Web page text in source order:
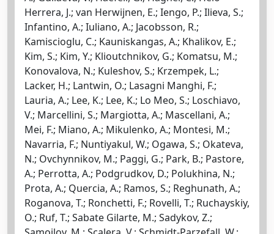
Herrera, J.; van Herwijnen, E.; Iengo, P.; Ilieva, S.;
Infantino, A.; Iuliano, A.; Jacobsson, R.;
Kamiscioglu, C.; Kauniskangas, A.; Khalikov, E.;
Kim, S.; Kim, Y.; Klioutchnikov, G.; Komatsu, M.;
Konovalova, N.; Kuleshov, S.; Krzempek, L.;
Lacker, H.; Lantwin, O.; Lasagni Manghi, F.;
Lauria, A.; Lee, K.; Lee, K.; Lo Meo, S.; Loschiavo,
V.; Marcellini, S.; Margiotta, A.; Mascellani, A.;
Mei, F.; Miano, A.; Mikulenko, A.; Montesi, M.;
Navarria, F.; Nuntiyakul, W.; Ogawa, S.; Okateva,
N.; Ovchynnikov, M.; Paggi, G.; Park, B.; Pastore,
A.; Perrotta, A.; Podgrudkov, D.; Polukhina, N.;
Prota, A.; Quercia, A.; Ramos, S.; Reghunath, A.;
Roganova, T.; Ronchetti, F.; Rovelli, T.; Ruchayskiy,
O.; Ruf, T.; Sabate Gilarte, M.; Sadykov, Z.;